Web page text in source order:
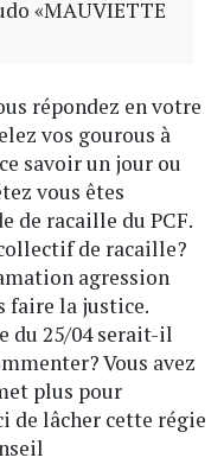
«MAUVIETTE
répondez en votre
vos gourous à
savoir un jour ou
vous êtes
de racaille du PCF.
de racaille?
agression
faire la justice.
du 25/04 serait-il
Vous avez
plus pour
de lâcher cette régie